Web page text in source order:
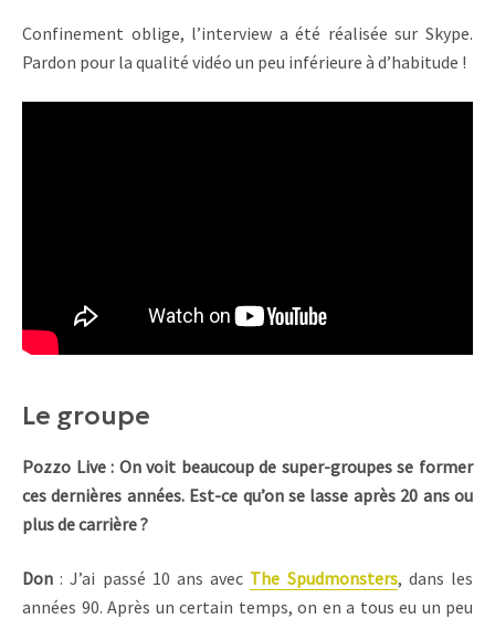
Confinement oblige, l’interview a été réalisée sur Skype.
Pardon pour la qualité vidéo un peu inférieure à d’habitude !
Le groupe
Pozzo Live : On voit beaucoup de super-groupes se former
ces dernières années. Est-ce qu’on se lasse après 20 ans ou
plus de carrière ?
Don : J’ai passé 10 ans avec The Spudmonsters, dans les
années 90. Après un certain temps, on en a tous eu un peu